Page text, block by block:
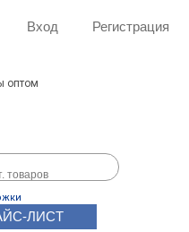
Вход Регистрация
оптом
ЛИСТ